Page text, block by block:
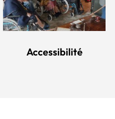
Accessibilité